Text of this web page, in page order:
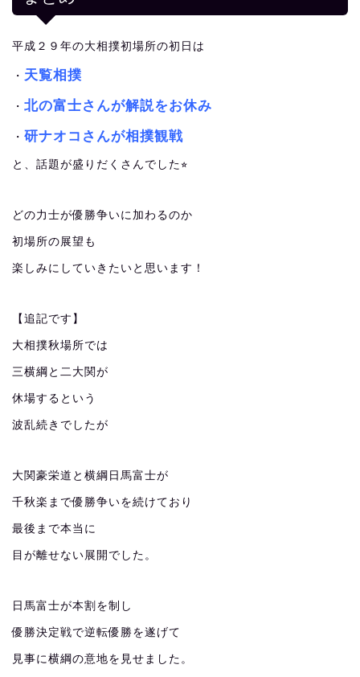
平成２９年の大相撲初場所の初日は
・ 天覧相撲
・ 北の富士さんが解説をお休み
・ 研ナオコさんが相撲観戦
と、話題が盛りだくさんでした⭐︎
どの力士が優勝争いに加わるのか
初場所の展望も
楽しみにしていきたいと思います！
【追記です】
大相撲秋場所では
三横綱と二大関が
休場するという
波乱続きでしたが
大関豪栄道と横綱日馬富士が
千秋楽まで優勝争いを続けており
最後まで本当に
目が離せない展開でした。
日馬富士が本割を制し
優勝決定戦で逆転優勝を遂げて
見事に横綱の意地を見せました。